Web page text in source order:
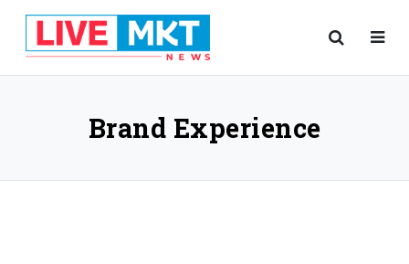
Brand Experience